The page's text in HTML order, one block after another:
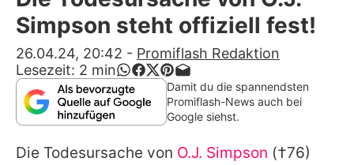
Alle Themen auf Promiflash
App runterladen
Team
Redaktionelle Richtlinien
Simpson steht offiziell fest!
26.04.24, 20:42 - Promiflash Redaktion
Lesezeit: 2 min
Damit du die spannendsten
Promiflash-News auch bei
Google siehst.
Die Todesursache von O.J. Simpson (†76)